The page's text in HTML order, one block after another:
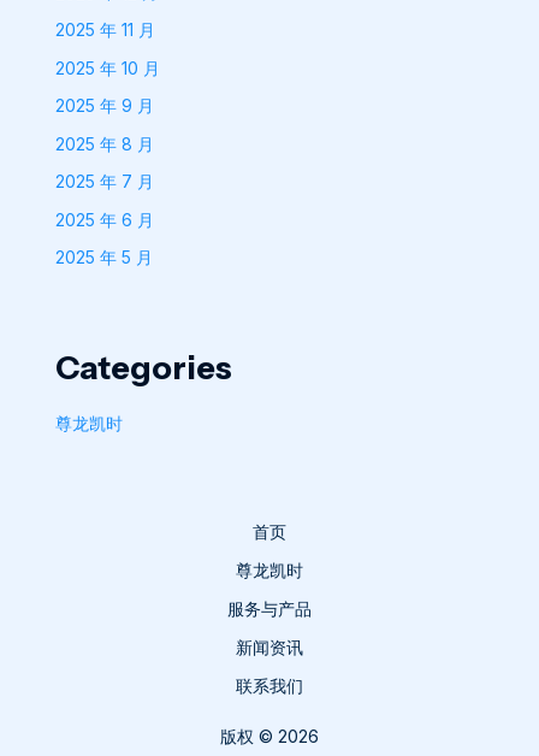
2025 年 11 月
2025 年 10 月
2025 年 9 月
2025 年 8 月
2025 年 7 月
2025 年 6 月
2025 年 5 月
Categories
尊龙凯时
首页
尊龙凯时
服务与产品
新闻资讯
联系我们
版权 © 2026